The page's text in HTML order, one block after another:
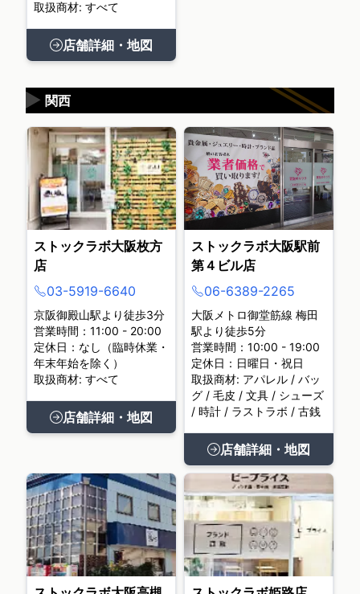
取扱商材: すべて
店舗詳細・地図
関西
▶
ストックラボ大阪枚方
店
03-5919-6640
京阪御殿山駅より徒歩3分
営業時間：11:00 - 20:00
定休日：なし（臨時休業・
年末年始を除く）
取扱商材: すべて
店舗詳細・地図
ストックラボ大阪駅前
第４ビル店
06-6389-2265
大阪メトロ御堂筋線 梅田
駅より徒歩5分
営業時間：10:00 - 19:00
定休日：日曜日・祝日
取扱商材: アパレル / バッ
グ / 毛皮 / 文具 / シューズ
/ 時計 / ラストラボ / 古銭
店舗詳細・地図